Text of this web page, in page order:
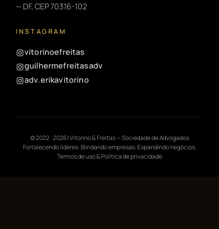
— DF, CEP 70316-102
INSTAGRAM
vitorinoefreitas
guilhermefreitasadv
adv.erikavitorino
© 2022 ·2026| Vitorino & Freitas — Sociedade de Advogados
Fortalecendo líderes. Blindando empresas. Expandindo negócios.
Termos de uso & Política de privacidade